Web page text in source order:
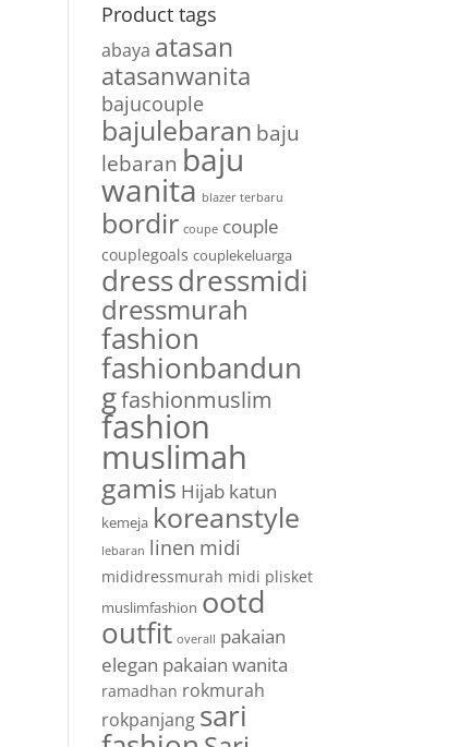
Product tags
abaya atasan
atasanwanita
bajucouple
bajulebaran baju
lebaran baju
wanita blazer terbaru
bordir coupe couple
couplegoals couplekeluarga
dressdressmidi
dressmurah
fashion
fashionbandun
gfashionmuslim
fashion
muslimah
gamis Hijab katun
kemeja koreanstyle
lebaran linen midi
mididressmurah midi plisket
muslimfashion ootd
outfit overall pakaian
elegan pakaian wanita
ramadhan rokmurah
rokpanjang sari